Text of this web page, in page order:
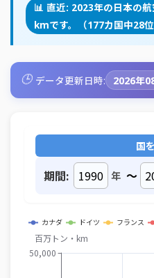
📊 直近: 2023年の日本の
kmです。（177カ国中28位
🕒 データ更新日時: 2026年
国
期間: 年 ～